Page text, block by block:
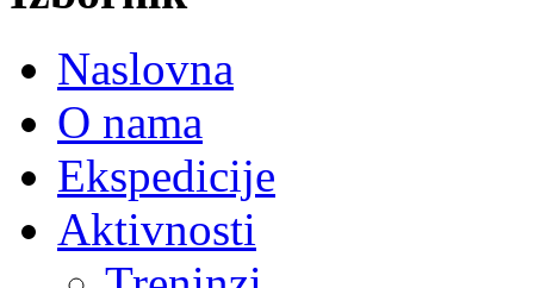
Naslovna
O nama
Ekspedicije
Aktivnosti